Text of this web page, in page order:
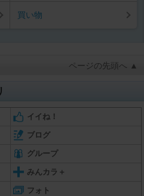
買い物
ページの先頭へ ▲
イイね！
ブログ
グループ
みんカラ＋
フォト